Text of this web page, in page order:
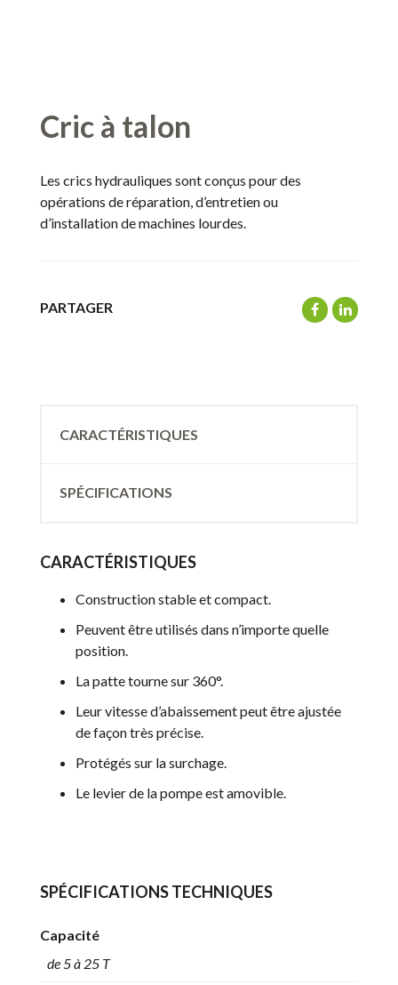
Cric à talon
Les crics hydrauliques sont conçus pour des
opérations de réparation, d’entretien ou
d’installation de machines lourdes.
PARTAGER
CARACTÉRISTIQUES
SPÉCIFICATIONS
CARACTÉRISTIQUES
Construction stable et compact.
Peuvent être utilisés dans n’importe quelle
position.
La patte tourne sur 360°.
Leur vitesse d’abaissement peut être ajustée
de façon très précise.
Protégés sur la surchage.
Le levier de la pompe est amovible.
SPÉCIFICATIONS TECHNIQUES
Capacité
de 5 à 25 T